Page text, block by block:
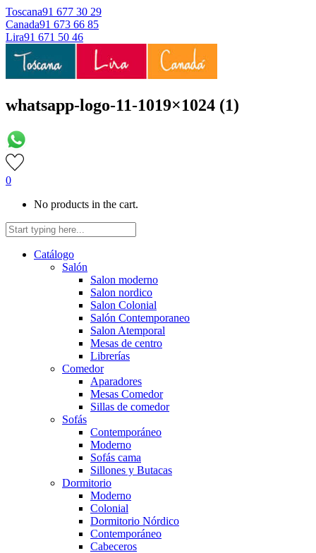
Toscana91 677 30 29
Canada91 673 66 85
Lira91 671 50 46
whatsapp-logo-11-1019×1024 (1)
0
No products in the cart.
Catálogo
Salón
Salon moderno
Salon nordico
Salon Colonial
Salón Contemporaneo
Salon Atemporal
Mesas de centro
Librerías
Comedor
Aparadores
Mesas Comedor
Sillas de comedor
Sofás
Contemporáneo
Moderno
Sofás cama
Sillones y Butacas
Dormitorio
Moderno
Colonial
Dormitorio Nórdico
Contemporáneo
Cabeceros